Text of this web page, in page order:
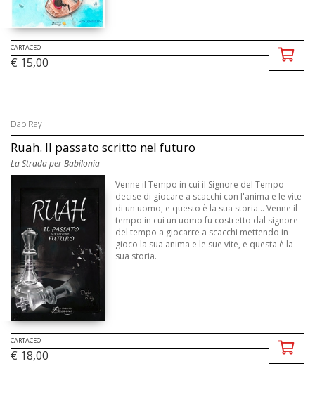
CARTACEO
€ 15,00
Dab Ray
Ruah. Il passato scritto nel futuro
La Strada per Babilonia
Venne il Tempo in cui il Signore del Tempo
decise di giocare a scacchi con l'anima e le vite
di un uomo, e questo è la sua storia... Venne il
tempo in cui un uomo fu costretto dal signore
del tempo a giocarre a scacchi mettendo in
gioco la sua anima e le sue vite, e questa è la
sua storia.
CARTACEO
€ 18,00